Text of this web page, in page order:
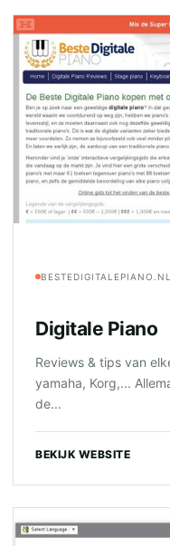
BESTEDIGITALEPIANO.NL
Digitale Piano
Reviews & tips van
yamaha, Korg,...
de...
BEKIJK WEBSITE